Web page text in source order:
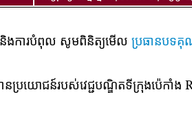
ងការបំពុល សូមពិនិត្យមើល ប្រធានបទ
នប្រយោជន៍របស់វេជ្ជបណ្ឌិតទីក្រុងប៉េក